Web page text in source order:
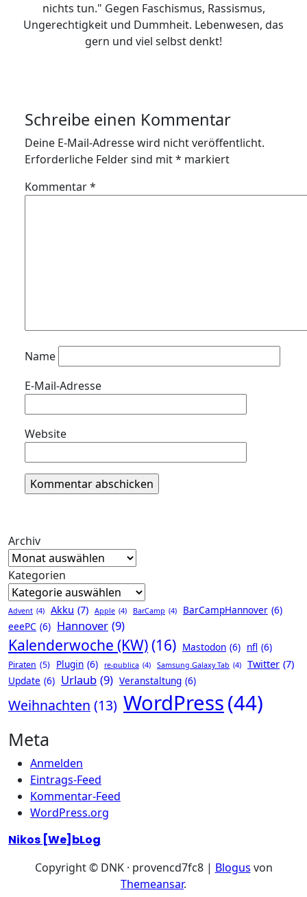
nichts tun." Gegen Faschismus, Rassismus,
Ungerechtigkeit und Dummheit. Lebenwesen, das
gern und viel selbst denkt!
Schreibe einen Kommentar
Deine E-Mail-Adresse wird nicht veröffentlicht.
Erforderliche Felder sind mit* markiert
Kommentar*
Name
E-Mail-Adresse
Website
Archiv
Kategorien
Advent (4) Akku (7) Apple (4) BarCamp (4) BarCampHannover (6)
eeePC (6) Hannover (9)
Kalenderwoche (KW)(16) Mastodon (6) nfl (6)
Piraten (5) Plugin (6) re-publica (4) Samsung Galaxy Tab (4) Twitter (7)
Update (6) Urlaub (9) Veranstaltung (6)
Weihnachten (13) WordPress(44)
Meta
Anmelden
Eintrags-Feed
Kommentar-Feed
WordPress.org
Nikos [We]bLog
Copyright © DNK · provencd7fc8 | Blogus von
Themeansar.